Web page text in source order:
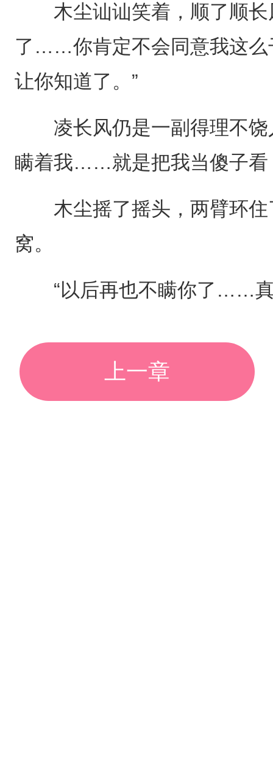
木尘讪讪笑着，顺了顺长
了……你肯定不会同意我这么
让你知道了。”
凌长风仍是一副得理不饶
瞒着我……就是把我当傻子看
木尘摇了摇头，两臂环住
窝。
“以后再也不瞒你了……真
上一章